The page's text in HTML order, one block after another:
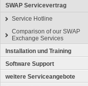
SWAP Servicevertrag
Service Hotline
Comparison of our SWAP
Exchange Services
Installation und Training
Software Support
weitere Serviceangebote